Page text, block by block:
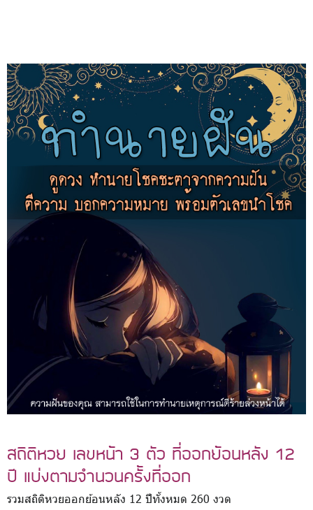
สถิติหวย เลขหน้า 3 ตัว ที่ออกย้อนหลัง 12
ปี แบ่งตามจำนวนครั้งที่ออก
รวมสถิติหวยออกย้อนหลัง 12 ปีทั้งหมด 260 งวด